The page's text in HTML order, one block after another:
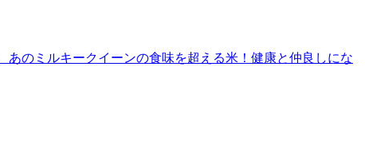
のミルキークイーンの食味を超える米！健康と仲良しにな